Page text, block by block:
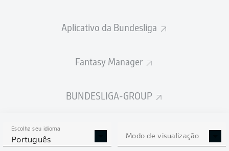
Aplicativo da Bundesliga
Fantasy Manager
BUNDESLIGA-GROUP
Escolha seu idioma
Português Modo de visualização
442 395
86 % Precisão 79 %